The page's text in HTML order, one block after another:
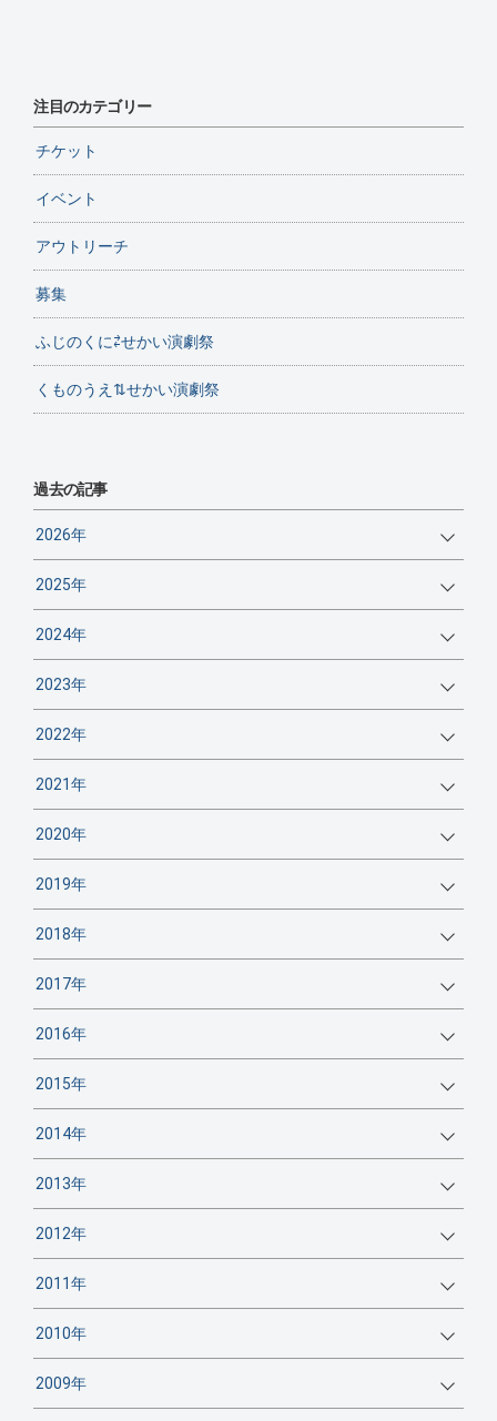
注目のカテゴリー
チケット
イベント
アウトリーチ
募集
ふじのくに⇄せかい演劇祭
くものうえ⇅せかい演劇祭
過去の記事
2026年
2025年
2024年
2023年
2022年
2021年
2020年
2019年
2018年
2017年
2016年
2015年
2014年
2013年
2012年
2011年
2010年
2009年